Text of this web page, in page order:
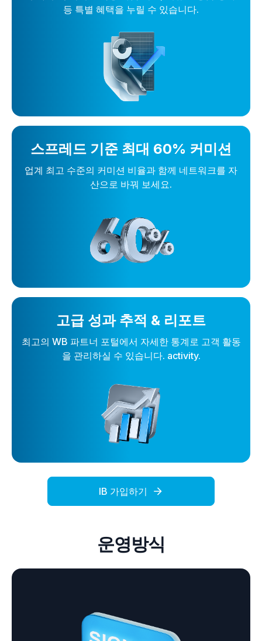
등 특별 혜택을 누릴 수 있습니다.
스프레드 기준 최대 60% 커미션
업계 최고 수준의 커미션 비율과 함께 네트워크를 자
산으로 바꿔 보세요.
고급 성과 추적 & 리포트
최고의 WB 파트너 포털에서 자세한 통계로 고객 활동
을 관리하실 수 있습니다. activity.
IB 가입하기
운영방식